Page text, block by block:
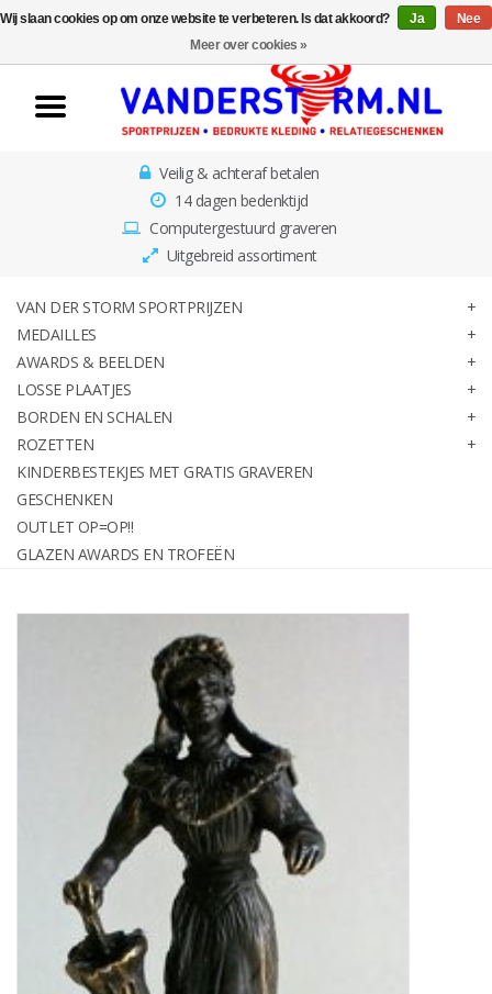
Home
Van der Storm
Sportprijzen
Awards & Beelden
Losse Plaatjes
Borden en schalen
Rozetten
Kinderbestekjes met gratis
Glazen awards en trofeën
Relatiegeschenken
Veilig & achteraf betalen
14 dagen bedenktijd
Computergestuurd graveren
Uitgebreid assortiment
VAN DER STORM SPORTPRIJZEN
MEDAILLES
AWARDS & BEELDEN
LOSSE PLAATJES
BORDEN EN SCHALEN
ROZETTEN
KINDERBESTEKJES MET GRATIS GRAVEREN
GESCHENKEN
OUTLET OP=OP!!
GLAZEN AWARDS EN TROFEËN
Wij slaan cookies op om onze website te verbeteren. Is dat akkoord? Ja
Nee
Meer over cookies »